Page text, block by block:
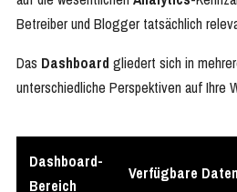
Betreiber und Blogger tatsächlich
Das Dashboard gliedert sich in
unterschiedliche Perspektiven auf Ihre
Dashboard-
Bereich
Verfügbare Daten